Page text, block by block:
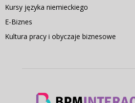
Kursy języka niemieckiego
E-Biznes
Kultura pracy i obyczaje biznesowe